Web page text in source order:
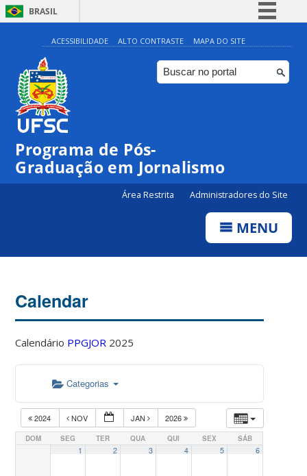
BRASIL
Simplifique!
Comunica BR
Participe
ACESSIBILIDADE ALTO CONTRASTE MAPA DO SITE
Programa de Pós-
Graduação em Jornalismo
Área Restrita Administradores do Site
MENU
Calendar
Calendário PPGJOR 2025
Categorias
2024 NOV JAN 2026
DOM SEG TER QUA QUI SEX SÁB
1 2 3 4 5 6